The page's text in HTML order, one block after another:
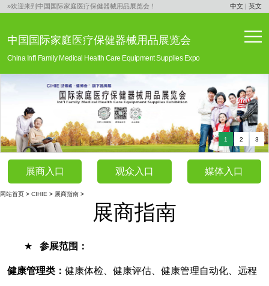
»欢迎来到中国国际家庭医疗保健器械用品展览会！ 中文 |英文
中国国际家庭医疗保健器械用品展览会
China Int'l Family Medical Health Care Equipment Supplies Expo
1 2 3
展商入口 观众入口 媒体入口
网站首页 > CIHIE > 展商指南 >
展商指南
★ 参展范围：
健康管理类： 健康体检、健康评估、健康管理自动化、远程